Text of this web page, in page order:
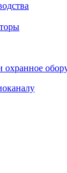
охранное